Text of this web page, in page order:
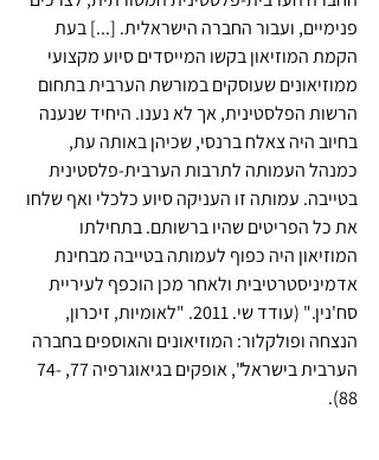
פנימיים, ועבור החברה הישראלית. [...] בעת
הקמת המוזיאון בקשו המייסדים סיוע מקצועי
ממוזיאונים שעוסקים במורשת הערבית בתחום
הרשות הפלסטינית, אך לא נענו. היחיד שנענה
בחיוב היה צאלח ברנסי, שכיהן באותה עת,
כמנהל העמותה לתרבות הערבית-פלסטינית
בטייבה. עמותה זו העניקה סיוע כלכלי ואף שלחו
את כל הפריטים שהיו ברשותם. בתחילתו
המוזיאון היה כפוף לעמותה בטייבה מבחינת
אדמיניסטרטיבית ולאחר מכן הוכפף לעיריית
סח'נין." (עודד שי. 2011. "לאומיות, זיכרון,
הנצחה ופולקלור: המוזיאונים והאוספים בחברה
הערבית בישראל", אופקים בגיאוגרפיה 77, 74-
88).